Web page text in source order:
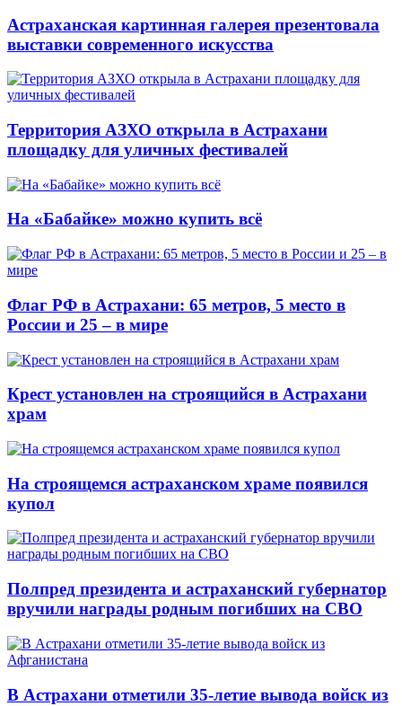
Астраханская картинная галерея презентовала
выставки современного искусства
Территория АЗХО открыла в Астрахани
площадку для уличных фестивалей
На «Бабайке» можно купить всё
Флаг РФ в Астрахани: 65 метров, 5 место в
России и 25 – в мире
Крест установлен на строящийся в Астрахани
храм
На строящемся астраханском храме появился
купол
Полпред президента и астраханский губернатор
вручили награды родным погибших на СВО
В Астрахани отметили 35-летие вывода войск из